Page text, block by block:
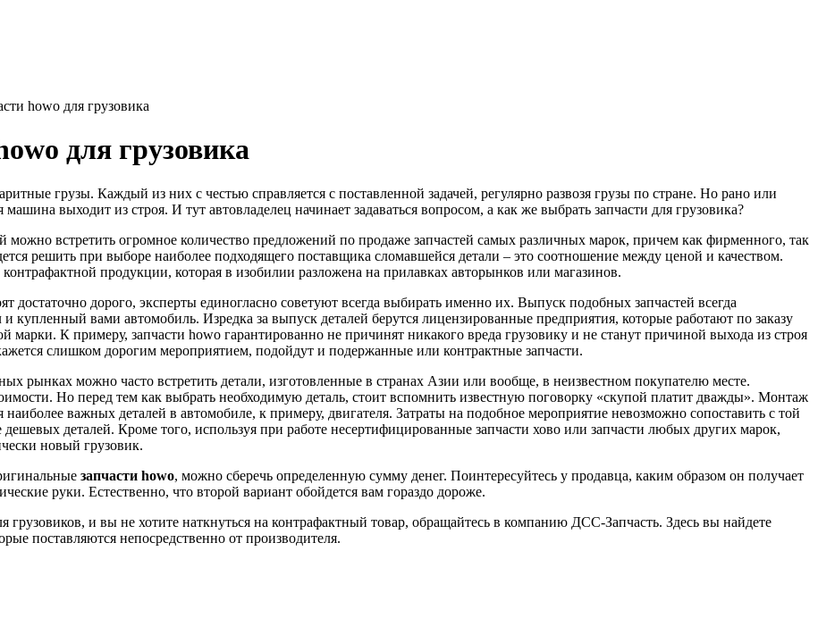
howo для грузовика
для грузовика
грузы. Каждый из них с честью справляется с поставленной задачей, регулярно развозя грузы по стране. Но рано или
выходит из строя. И тут автовладелец начинает задаваться вопросом, а как же выбрать запчасти для грузовика?
встретить огромное количество предложений по продаже запчастей самых различных марок, причем как фирменного, так
решить при выборе наиболее подходящего поставщика сломавшейся детали – это соотношение между ценой и качеством.
продукции, которая в изобилии разложена на прилавках авторынков или магазинов.
достаточно дорого, эксперты единогласно советуют всегда выбирать именно их. Выпуск подобных запчастей всегда
купленный вами автомобиль. Изредка за выпуск деталей берутся лицензированные предприятия, которые работают по заказу
марки. К примеру, запчасти howo гарантированно не причинят никакого вреда грузовику и не станут причиной выхода из строя
слишком дорогим мероприятием, подойдут и подержанные или контрактные запчасти.
рынках можно часто встретить детали, изготовленные в странах Азии или вообще, в неизвестном покупателю месте.
Но перед тем как выбрать необходимую деталь, стоит вспомнить известную поговорку «скупой платит дважды». Монтаж
важных деталей в автомобиле, к примеру, двигателя. Затраты на подобное мероприятие невозможно сопоставить с той
деталей. Кроме того, используя при работе несертифицированные запчасти хово или запчасти любых других марок,
новый грузовик.
запчасти howo, можно сберечь определенную сумму денег. Поинтересуйтесь у продавца, каким образом он получает
руки. Естественно, что второй вариант обойдется вам гораздо дороже.
грузовиков, и вы не хотите наткнуться на контрафактный товар, обращайтесь в компанию ДСС-Запчасть. Здесь вы найдете
поставляются непосредственно от производителя.